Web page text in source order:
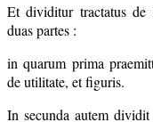
Et dividitur tractatus de
duas partes :
in quarum prima
de utilitate, et figuris.
In secunda autem